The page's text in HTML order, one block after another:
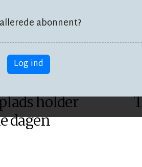
abonnent?
Log ind
holder
dagen